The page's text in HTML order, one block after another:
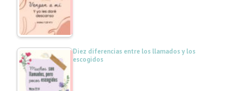
Diez diferencias entre los llamados y los
escogidos